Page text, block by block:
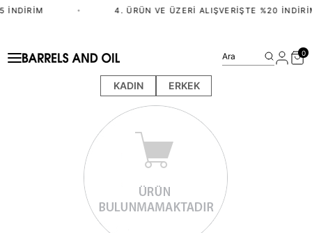
İNDIRIM • 4. ÜRÜN VE ÜZERI ALIŞVERIŞTE %20
KADIN ERKEK
Ara 0